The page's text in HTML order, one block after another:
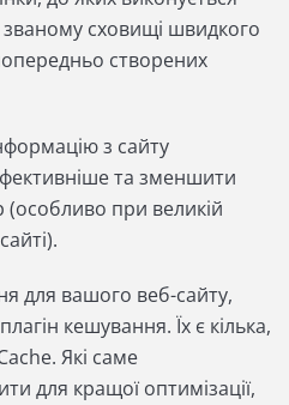
званому сховищі швидкого
створених
з сайту
та зменшити
при великій
для вашого веб-сайту,
кешування. Їх є кілька,
Які саме
для кращої оптимізації,